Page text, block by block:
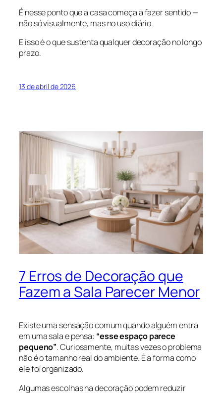
É nesse ponto que a casa começa a fazer sentido —
não só visualmente, mas no uso diário.
E isso é o que sustenta qualquer decoração no longo
prazo.
13 de abril de 2026
7 Erros de Decoração que
Fazem a Sala Parecer Menor
Existe uma sensação comum quando alguém entra
em uma sala e pensa: “esse espaço parece
pequeno”. Curiosamente, muitas vezes o problema
não é o tamanho real do ambiente. É a forma como
ele foi organizado.
Algumas escolhas na decoração podem reduzir